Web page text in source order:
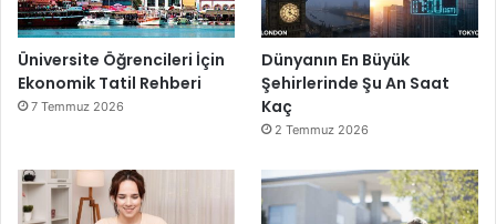
Üniversite Öğrencileri İçin
Ekonomik Tatil Rehberi
7 Temmuz 2026
Dünyanın En Büyük
Şehirlerinde Şu An Saat
Kaç
2 Temmuz 2026